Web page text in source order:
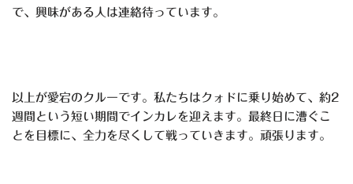
で、興味がある人は連絡待っています。
以上が愛宕のクルーです。私たちはクォドに乗り始めて、約2
週間という短い期間でインカレを迎えます。最終日に漕ぐこ
とを目標に、全力を尽くして戦っていきます。頑張ります。